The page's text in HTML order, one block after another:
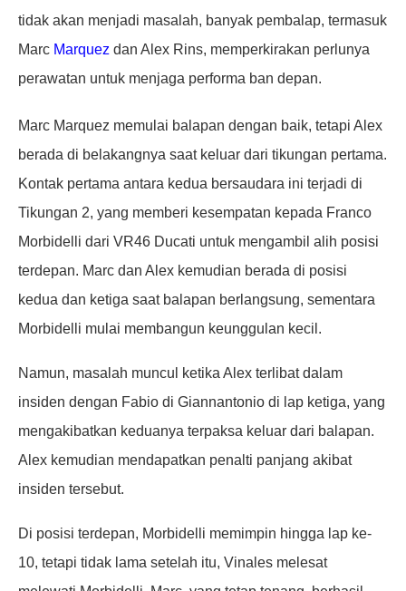
tidak akan menjadi masalah, banyak pembalap, termasuk
Marc Marquez dan Alex Rins, memperkirakan perlunya
perawatan untuk menjaga performa ban depan.
Marc Marquez memulai balapan dengan baik, tetapi Alex
berada di belakangnya saat keluar dari tikungan pertama.
Kontak pertama antara kedua bersaudara ini terjadi di
Tikungan 2, yang memberi kesempatan kepada Franco
Morbidelli dari VR46 Ducati untuk mengambil alih posisi
terdepan. Marc dan Alex kemudian berada di posisi
kedua dan ketiga saat balapan berlangsung, sementara
Morbidelli mulai membangun keunggulan kecil.
Namun, masalah muncul ketika Alex terlibat dalam
insiden dengan Fabio di Giannantonio di lap ketiga, yang
mengakibatkan keduanya terpaksa keluar dari balapan.
Alex kemudian mendapatkan penalti panjang akibat
insiden tersebut.
Di posisi terdepan, Morbidelli memimpin hingga lap ke-
10, tetapi tidak lama setelah itu, Vinales melesat